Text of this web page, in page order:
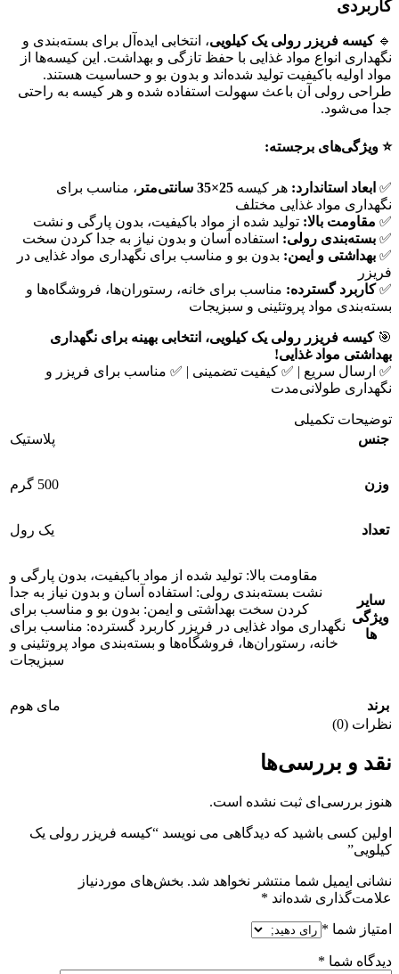
کاربردی
🔹کیسه فریزر رولی یک کیلویی، انتخابی ایده‌آل برای بسته‌بندی و
نگهداری انواع مواد غذایی با حفظ تازگی و بهداشت. این کیسه‌ها از
مواد اولیه باکیفیت تولید شده‌اند و بدون بو و حساسیت هستند.
طراحی رولی آن باعث سهولت استفاده شده و هر کیسه به راحتی
جدا می‌شود.
⭐ ویژگی‌های برجسته:
✅ ابعاد استاندارد: هر کیسه 25×35 سانتی‌متر
، مناسب برای
نگهداری مواد غذایی مختلف
✅ مقاومت بالا: تولید شده از مواد باکیفیت، بدون پارگی و نشت
✅ بسته‌بندی رولی: استفاده آسان و بدون نیاز به جدا کردن سخت
✅ بهداشتی و ایمن: بدون بو و مناسب برای نگهداری مواد غذایی در
فریزر
✅کاربرد گسترده: مناسب برای خانه، رستوران‌ها، فروشگاه‌ها و
بسته‌بندی مواد پروتئینی و سبزیجات
🎯کیسه فریزر رولی یک کیلویی، انتخابی بهینه برای نگهداری
بهداشتی مواد غذایی!
✅ ارسال سریع | ✅ کیفیت تضمینی | ✅ مناسب برای فریزر و
نگهداری طولانی‌مدت
توضیحات تکمیلی
جنس
پلاستیک
وزن 500 گرم
تعداد یک رول
سایر
ویژگی
ها
مقاومت بالا: تولید شده از مواد باکیفیت، بدون پارگی و
نشت بسته‌بندی رولی: استفاده آسان و بدون نیاز به جدا
کردن سخت بهداشتی و ایمن: بدون بو و مناسب برای
نگهداری مواد غذایی در فریزر کاربرد گسترده: مناسب برای
خانه، رستوران‌ها، فروشگاه‌ها و بسته‌بندی مواد پروتئینی و
سبزیجات
برند
مای هوم
نظرات (0)
نقد و بررسی‌ها
هنوز بررسی‌ای ثبت نشده است.
اولین کسی باشید که دیدگاهی می نویسد “کیسه فریزر رولی یک
کیلویی”
نشانی ایمیل شما منتشر نخواهد شد. بخش‌های موردنیاز
علامت‌گذاری شده‌اند *
امتیاز شما *
دیدگاه شما *